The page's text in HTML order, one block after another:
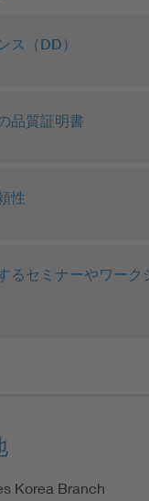
ス（DD）
品質証明書
性
るセミナーやワーク
Korea Branch